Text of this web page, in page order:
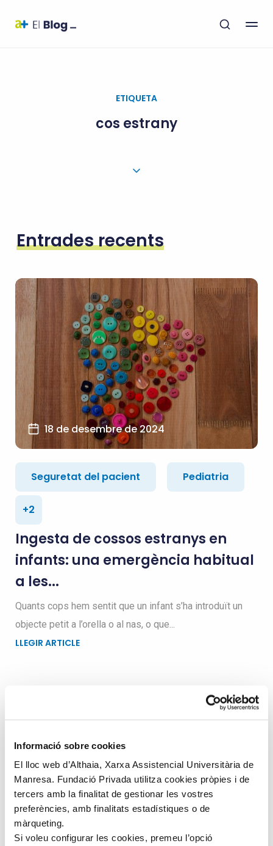
Informació sobre cookies
El lloc web d’Althaia, Xarxa Assistencial Universitària de
Manresa. Fundació Privada utilitza cookies pròpies i de
tercers amb la finalitat de gestionar les vostres
preferències, amb finalitats estadístiques o de
màrqueting.
Si voleu configurar les cookies, premeu l’opció
ETIQUETA
cos estrany
Entrades recents
18 de desembre de 2024
Seguretat del pacient Pediatria
+2
Ingesta de cossos estranys en
infants: una emergència habitual
a les...
Quants cops hem sentit que un infant s’ha introduït un
objecte petit a l’orella o al nas, o que...
LLEGIR ARTICLE